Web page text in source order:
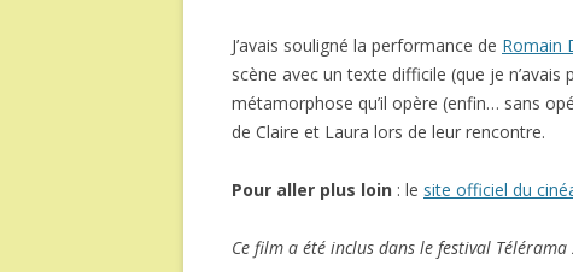
J’avais souligné la performance de Romain
scène avec un texte difficile (que je
métamorphose qu’il opère (enfin… sans
de Claire et Laura lors de leur rencontre.
Pour aller plus loin : le site officiel du
Ce film a été inclus dans le festival Télérama